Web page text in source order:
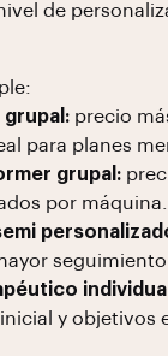
de
grupal: precio
para planes
grupal:
por máquina.
seguimiento
y objetivos